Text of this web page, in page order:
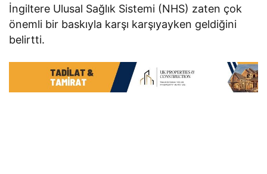
İngiltere Ulusal Sağlık Sistemi (NHS) zaten çok
önemli bir baskıyla karşı karşıyayken geldiğini
belirtti.